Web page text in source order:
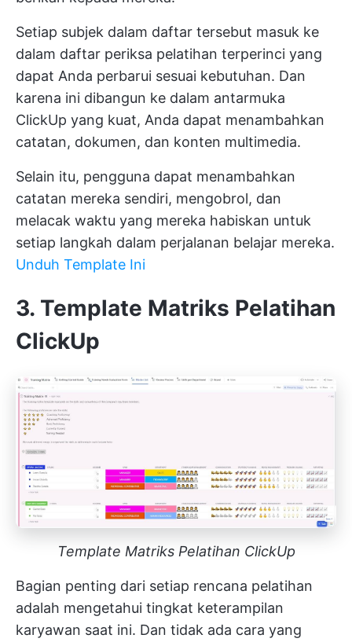
Setiap subjek dalam daftar tersebut masuk ke
dalam daftar periksa pelatihan terperinci yang
dapat Anda perbarui sesuai kebutuhan. Dan
karena ini dibangun ke dalam antarmuka
ClickUp yang kuat, Anda dapat menambahkan
catatan, dokumen, dan konten multimedia.
Selain itu, pengguna dapat menambahkan
catatan mereka sendiri, mengobrol, dan
melacak waktu yang mereka habiskan untuk
setiap langkah dalam perjalanan belajar mereka.
Unduh Template Ini
3. Template Matriks Pelatihan
ClickUp
Template Matriks Pelatihan ClickUp
Bagian penting dari setiap rencana pelatihan
adalah mengetahui tingkat keterampilan
karyawan saat ini. Dan tidak ada cara yang